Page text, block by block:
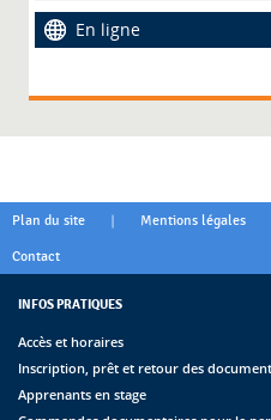
En ligne
Plan du site | Mentions légales
Contact
INFOS PRATIQUES
Accès et horaires
Inscription, prêt et retour des
Apprenants en stage